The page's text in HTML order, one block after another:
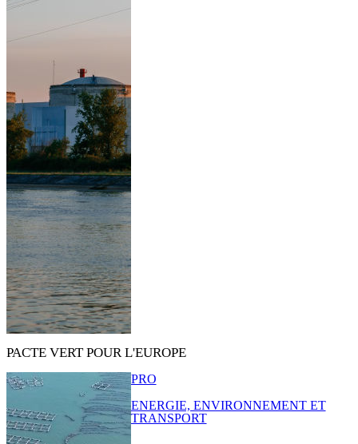
PACTE VERT POUR L'EUROPE
PRO
ENERGIE, ENVIRONNEMENT ET
TRANSPORT